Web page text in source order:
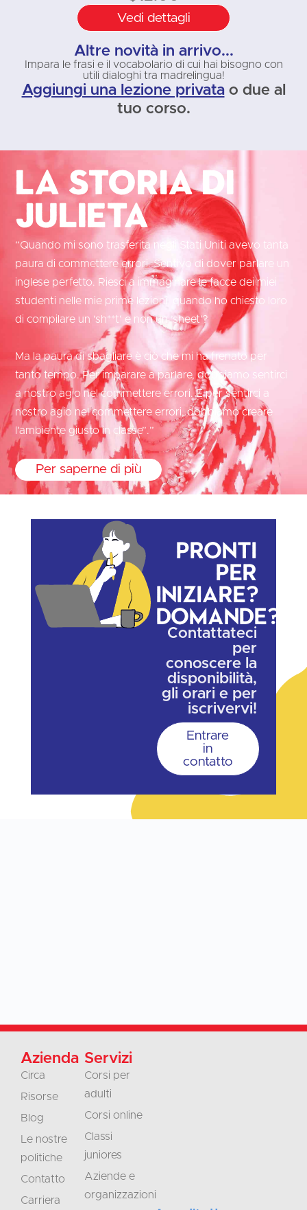
Vedi dettagli
Altre novità in arrivo...
Impara le frasi e il vocabolario di cui hai bisogno con
utili dialoghi tra madrelingua!
Aggiungi una lezione privatao due al
tuo corso.
La storia di
Julieta
“Quando mi sono trasferita negli Stati Uniti avevo tanta
paura di commettere errori. Sentivo di dover parlare un
inglese perfetto. Riesci a immaginare le facce dei miei
studenti nelle mie prime lezioni, quando ho chiesto loro
di compilare un ’sh**t‘ e non un ’sheet‘?
Ma la paura di sbagliare è ciò che mi ha frenato per
tanto tempo. Per imparare a parlare, dobbiamo sentirci
a nostro agio nel commettere errori. E per sentirci a
nostro agio nel commettere errori, dobbiamo creare
l'ambiente giusto in classe”.”
Per saperne di più
Pronti
per
iniziare?
Domande?
Contattateci
per
conoscere la
disponibilità,
gli orari e per
iscrivervi!
Entrare
in
contatto
Azienda
Circa
Risorse
Blog
Le nostre
politiche
Contatto
Carriera
Servizi
Corsi per
adulti
Corsi online
Classi
juniores
Aziende e
organizzazioni